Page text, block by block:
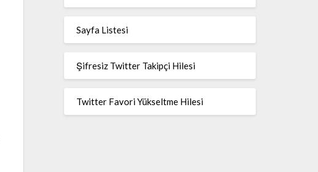
Sayfa Listesi
Şifresiz Twitter Takipçi Hilesi
Twitter Favori Yükseltme Hilesi